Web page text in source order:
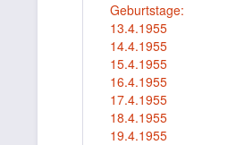
Geburtstage:
13.4.1955
14.4.1955
15.4.1955
16.4.1955
17.4.1955
18.4.1955
19.4.1955